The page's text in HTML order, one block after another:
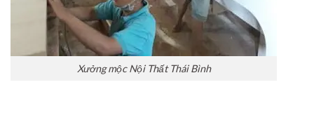
Xưởng mộc Nội Thất Thái Bình